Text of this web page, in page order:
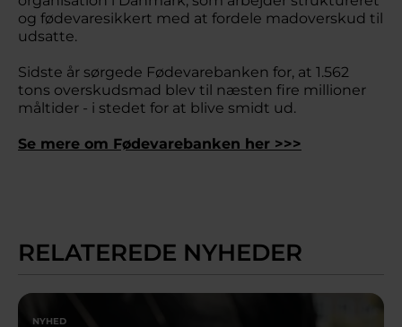
og fødevaresikkert med at fordele madoverskud til
udsatte.
Sidste år sørgede Fødevarebanken for, at 1.562
tons overskudsmad blev til næsten fire millioner
måltider - i stedet for at blive smidt ud.
Se mere om Fødevarebanken her >>>
RELATEREDE NYHEDER
NYHED